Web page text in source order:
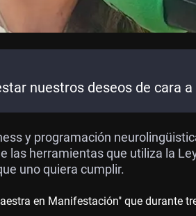
nuestros deseos de cara a
y programación
las herramientas que utiliza la
uno quiera cumplir.
en Manifestación" que durante